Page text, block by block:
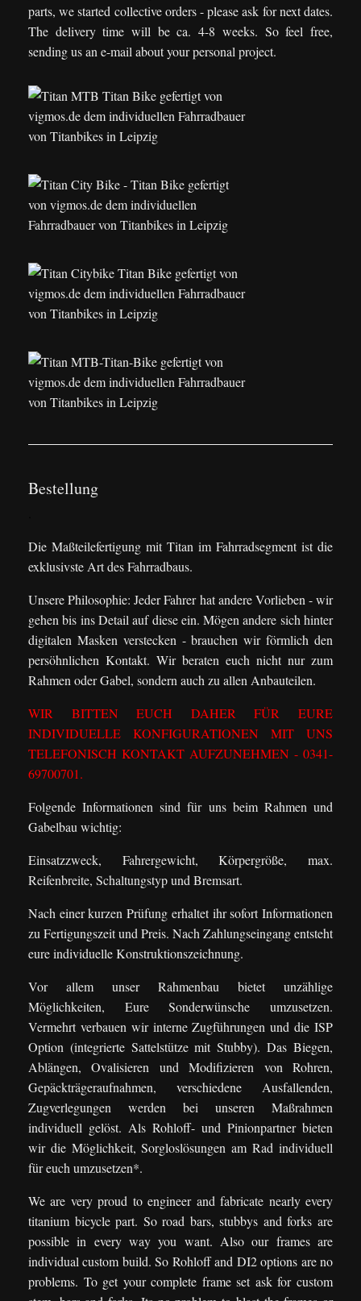
parts, we started collective orders - please ask for next dates.
The delivery time will be ca. 4-8 weeks. So feel free,
sending us an e-mail about your personal project.
Bestellung
Die Maßteilefertigung mit Titan im Fahrradsegment ist die
exklusivste Art des Fahrradbaus.
Unsere Philosophie: Jeder Fahrer hat andere Vorlieben - wir
gehen bis ins Detail auf diese ein. Mögen andere sich hinter
digitalen Masken verstecken - brauchen wir förmlich den
persöhnlichen Kontakt. Wir beraten euch nicht nur zum
Rahmen oder Gabel, sondern auch zu allen Anbauteilen.
WIR BITTEN EUCH DAHER FÜR EURE
INDIVIDUELLE KONFIGURATIONEN MIT UNS
TELEFONISCH KONTAKT AUFZUNEHMEN - 0341-
69700701.
Folgende Informationen sind für uns beim Rahmen und
Gabelbau wichtig:
Einsatzzweck, Fahrergewicht, Körpergröße, max.
Reifenbreite, Schaltungstyp und Bremsart.
Nach einer kurzen Prüfung erhaltet ihr sofort Informationen
zu Fertigungszeit und Preis. Nach Zahlungseingang entsteht
eure individuelle Konstruktionszeichnung.
Vor allem unser Rahmenbau bietet unzählige
Möglichkeiten, Eure Sonderwünsche umzusetzen.
Vermehrt verbauen wir interne Zugführungen und die ISP
Option (integrierte Sattelstütze mit Stubby). Das Biegen,
Ablängen, Ovalisieren und Modifizieren von Rohren,
Gepäckträgeraufnahmen, verschiedene Ausfallenden,
Zugverlegungen werden bei unseren Maßrahmen
individuell gelöst. Als Rohloff- und Pinionpartner bieten
wir die Möglichkeit, Sorgloslösungen am Rad individuell
für euch umzusetzen*.
We are very proud to engineer and fabricate nearly every
titanium bicycle part. So road bars, stubbys and forks are
possible in every way you want. Also our frames are
individual custom build. So Rohloff and DI2 options are no
problems. To get your complete frame set ask for custom